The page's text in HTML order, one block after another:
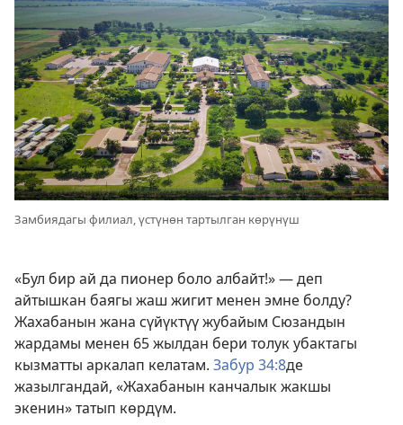
Замбиядагы филиал, үстүнөн тартылган көрүнүш
«Бул бир ай да пионер боло албайт!» — деп
айтышкан баягы жаш жигит менен эмне болду?
Жахабанын жана сүйүктүү жубайым Сюзандын
жардамы менен 65 жылдан бери толук убактагы
кызматты аркалап келатам. Забур 34:8де
жазылгандай, «Жахабанын канчалык жакшы
экенин» татып көрдүм.